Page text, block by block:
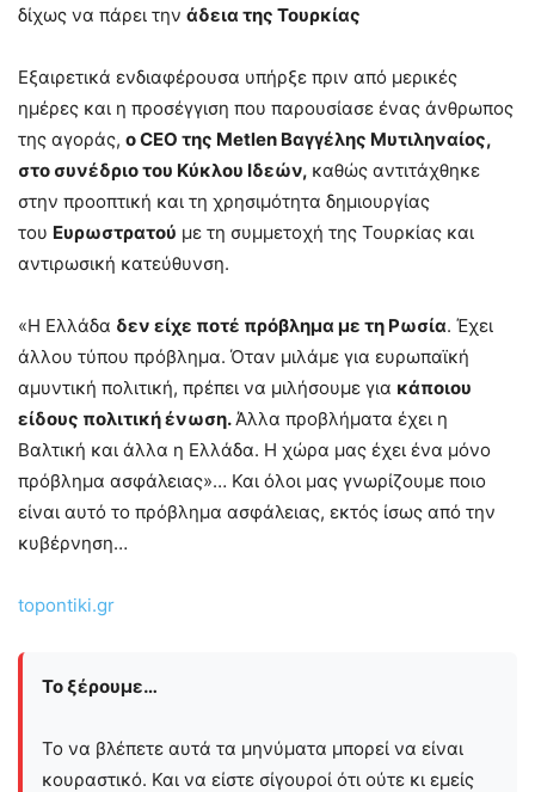
δίχως να πάρει την άδεια της Τουρκίας
Εξαιρετικά ενδιαφέρουσα υπήρξε πριν από μερικές
ημέρες και η προσέγγιση που παρουσίασε ένας άνθρωπος
της αγοράς, ο CEO της Metlen Βαγγέλης Μυτιληναίος,
στο συνέδριο του Κύκλου Ιδεών, καθώς αντιτάχθηκε
στην προοπτική και τη χρησιμότητα δημιουργίας
του Ευρωστρατού με τη συμμετοχή της Τουρκίας και
αντιρωσική κατεύθυνση.
«Η Ελλάδα δεν είχε ποτέ πρόβλημα με τη Ρωσία. Έχει
άλλου τύπου πρόβλημα. Όταν μιλάμε για ευρωπαϊκή
αμυντική πολιτική, πρέπει να μιλήσουμε για κάποιου
είδους πολιτική ένωση.Άλλα προβλήματα έχει η
Βαλτική και άλλα η Ελλάδα. Η χώρα μας έχει ένα μόνο
πρόβλημα ασφάλειας»… Και όλοι μας γνωρίζουμε ποιο
είναι αυτό το πρόβλημα ασφάλειας, εκτός ίσως από την
κυβέρνηση…
topontiki.gr
Το ξέρουμε…
Το να βλέπετε αυτά τα μηνύματα μπορεί να είναι
κουραστικό. Και να είστε σίγουροί ότι ούτε κι εμείς